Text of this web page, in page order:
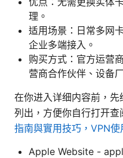
理。
适用场景：日常多网
企业多端接入。
购买方式：官方运营
营商合作伙伴、设备
在你进入详细内容前，
列出，方便你自行打开查
指南與實用技巧，VPN
Apple Website -